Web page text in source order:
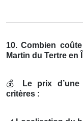
10. Combien
Martin du Tertre en
💰
Le prix
critères :